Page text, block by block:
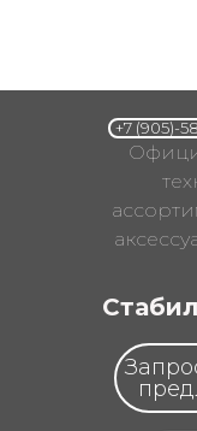
+7 (905)-